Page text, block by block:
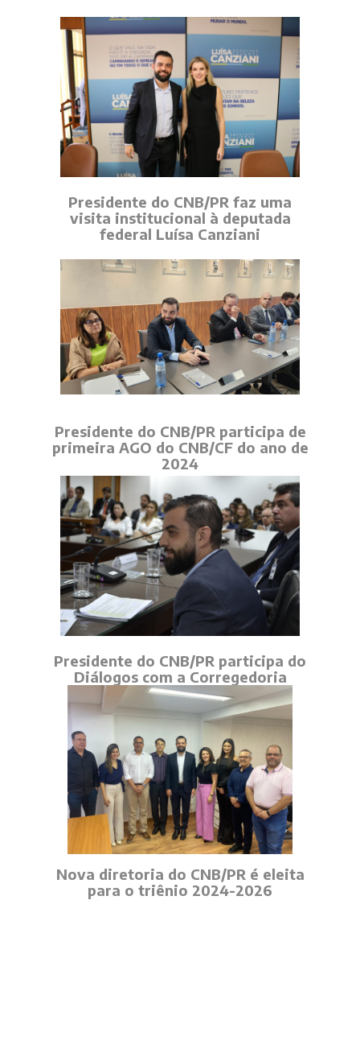
Presidente do CNB/PR faz uma
visita institucional à deputada
federal Luísa Canziani
Presidente do CNB/PR participa de
primeira AGO do CNB/CF do ano de
2024
Presidente do CNB/PR participa do
Diálogos com a Corregedoria
Nova diretoria do CNB/PR é eleita
para o triênio 2024-2026